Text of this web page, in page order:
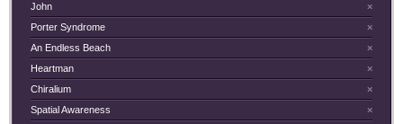
×
John
×
Porter Syndrome
×
An Endless Beach
×
Heartman
×
Chiralium
×
Spatial Awareness